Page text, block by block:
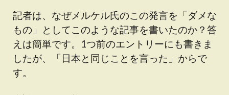
記者は、なぜメルケル氏のこの発言を「ダメな
もの」としてこのような記事を書いたのか？答
えは簡単です。1つ前のエントリーにも書きま
したが、「日本と同じことを言った」からで
す。